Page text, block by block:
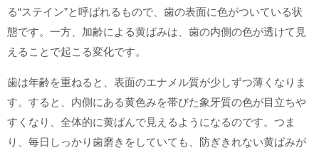
る“ステイン”と呼ばれるもので、歯の表面に色がついている状
態です。一方、加齢による黄ばみは、歯の内側の色が透けて見
えることで起こる変化です。
歯は年齢を重ねると、表面のエナメル質が少しずつ薄くなりま
す。すると、内側にある黄色みを帯びた象牙質の色が目立ちや
すくなり、全体的に黄ばんで見えるようになるのです。つま
り、毎日しっかり歯磨きをしていても、防ぎきれない黄ばみが